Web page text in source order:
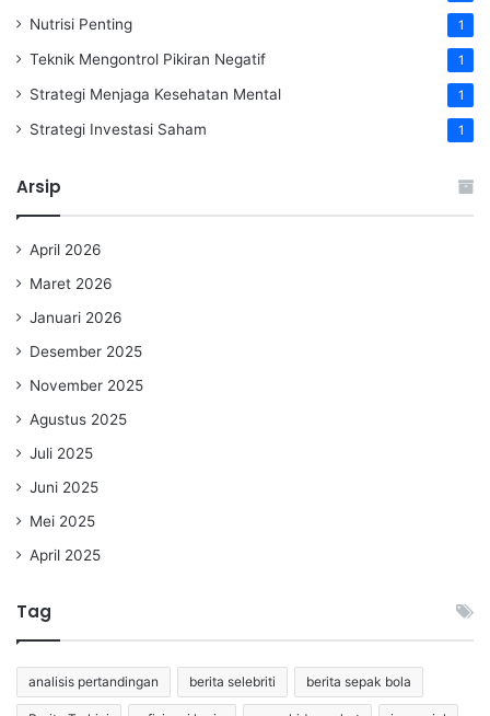
Nutrisi Penting 1
Teknik Mengontrol Pikiran Negatif 1
Strategi Menjaga Kesehatan Mental 1
Strategi Investasi Saham 1
Arsip
April 2026
Maret 2026
Januari 2026
Desember 2025
November 2025
Agustus 2025
Juli 2025
Juni 2025
Mei 2025
April 2025
Tag
analisis pertandingan berita selebriti berita sepak bola